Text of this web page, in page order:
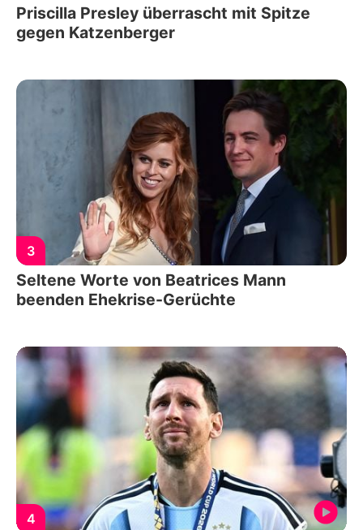
Priscilla Presley überrascht mit Spitze
gegen Katzenberger
3
Seltene Worte von Beatrices Mann
beenden Ehekrise-Gerüchte
4